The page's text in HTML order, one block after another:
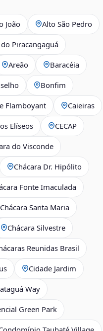
João Alto São Pedro
Piracangaguá
Areão Baracéia
Bonfim
Flamboyant Caieiras
Elíseos CECAP
do Visconde
Chácara Dr. Hipólito
Fonte Imaculada
Chácara Santa Maria
Chácara Silvestre
Reunidas Brasil
Cidade Jardim
Way
Green Park